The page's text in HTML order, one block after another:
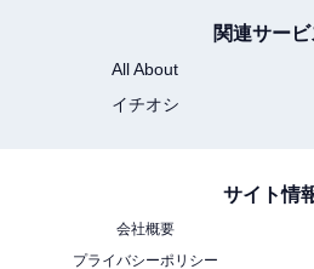
関連サービ
All About
イチオシ
サイト情
会社概要
プライバシーポリシー